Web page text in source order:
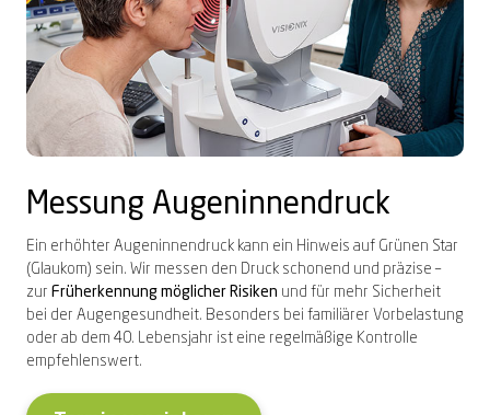
Messung Augeninnendruck
Ein erhöhter Augeninnendruck kann ein Hinweis auf Grünen Star
(Glaukom) sein. Wir messen den Druck schonend und präzise –
zur Früherkennung möglicher Risiken und für mehr Sicherheit
bei der Augengesundheit. Besonders bei familiärer Vorbelastung
oder ab dem 40. Lebensjahr ist eine regelmäßige Kontrolle
empfehlenswert.